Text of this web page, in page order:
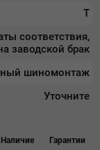
T
соответствия,
заводской брак
шиномонтаж
Уточните
Наличие Гарантии